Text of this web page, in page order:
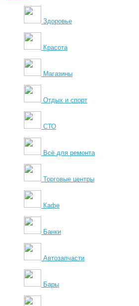
Здоровье
Красота
Магазины
Отдых и спорт
СТО
Всё для ремонта
Торговые центры
Кафе
Банки
Автозапчасти
Бары